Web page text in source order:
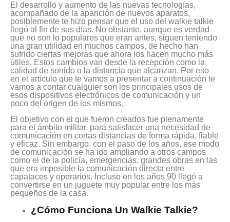
El desarrollo y aumento de las nuevas tecnologías,
acompañado de la aparición de nuevos aparatos,
posiblemente te hizo pensar que el uso del walkie talkie
llegó al fin de sus días. No obstante, aunque es verdad
que no son lo populares que eran antes, siguen teniendo
una gran utilidad en muchos campos, de hecho han
sufrido ciertas mejoras que ahora los hacen mucho más
útiles. Estos cambios van desde la recepción como la
calidad de sonido o la distancia que alcanzan. Por eso
en el artículo que te vamos a presentar a continuación te
vamos a contar cualquier son los principales usos de
esos dispositivos electrónicos de comunicación y un
poco del origen de los mismos.
El objetivo con el que fueron creados fue plenamente
para el ámbito militar, para satisfacer una necesidad de
comunicación en cortas distancias de forma rápida, fiable
y eficaz. Sin embargo, con el paso de los años, ese modo
de comunicación se ha ido ampliando a otros campos
como el de la policía, emergencias, grandes obras en las
que era imposible la comunicación directa entre
capataces y operarios. Incluso en los años 90 llegó a
convertirse en un juguete muy popular entre los más
pequeños de la casa.
¿Cómo Funciona Un Walkie Talkie?